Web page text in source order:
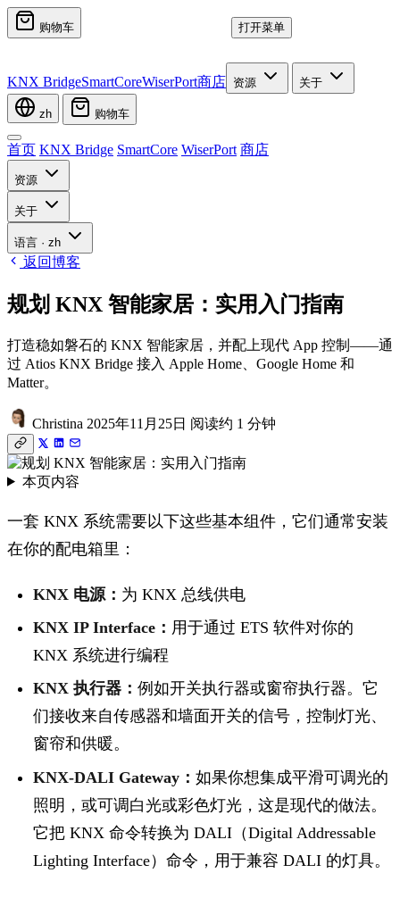
购物车 打开菜单
KNX BridgeSmartCoreWiserPort商店 资源 关于
zh 购物车
首页 KNX Bridge SmartCore WiserPort 商店
资源
关于
语言 · zh
返回博客
规划 KNX 智能家居：实用入门指南
打造稳如磐石的 KNX 智能家居，并配上现代 App 控制——通
过 Atios KNX Bridge 接入 Apple Home、Google Home 和
Matter。
Christina 2025年11月25日 阅读约 1 分钟
本页内容
一套 KNX 系统需要以下这些基本组件，它们通常安装
在你的配电箱里：
KNX 电源： 为 KNX 总线供电
KNX IP Interface： 用于通过 ETS 软件对你的
KNX 系统进行编程
KNX 执行器：例如开关执行器或窗帘执行器。它
们接收来自传感器和墙面开关的信号，控制灯光、
窗帘和供暖。
KNX-DALI Gateway：如果你想集成平滑可调光的
照明，或可调白光或彩色灯光，这是现代的做法。
它把 KNX 命令转换为 DALI（Digital Addressable
Lighting Interface）命令，用于兼容 DALI 的灯具。